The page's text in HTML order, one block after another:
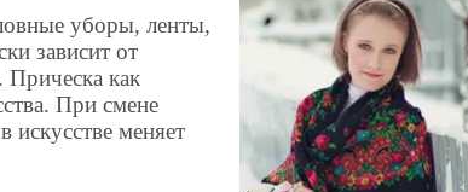
уборы, ленты,
зависит от
как
При смене
искусстве меняет